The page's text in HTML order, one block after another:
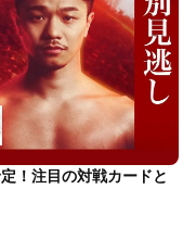
！注目の対戦カードと